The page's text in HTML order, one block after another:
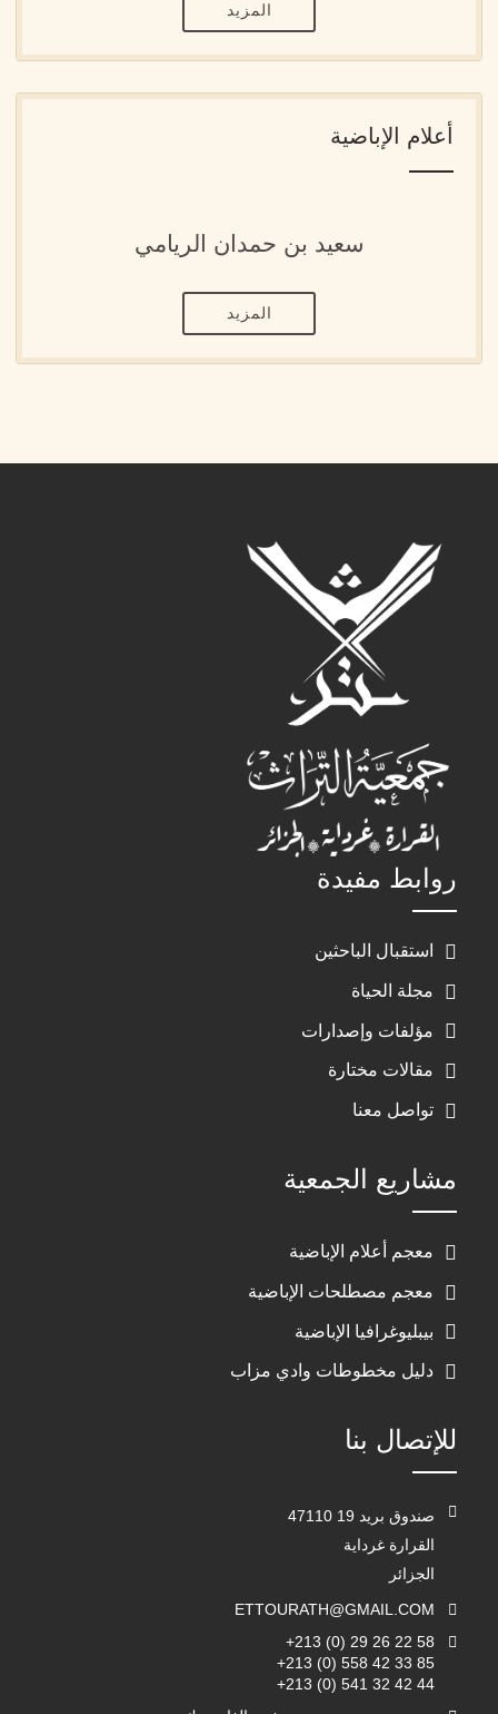
المزيد
أعلام الإباضية
سعيد بن حمدان الريامي
المزيد
روابط مفيدة
استقبال الباحثين
مجلة الحياة
مؤلفات وإصدارات
مقالات مختارة
تواصل معنا
مشاريع الجمعية
معجم أعلام الإباضية
معجم مصطلحات الإباضية
بيبليوغرافيا الإباضية
دليل مخطوطات وادي مزاب
للإتصال بنا
صندوق بريد 19 47110
القرارة غرداية
الجزائر
ETTOURATH@GMAIL.COM
+213 (0) 29 26 22 58
+213 (0) 558 42 33 85
+213 (0) 541 32 42 44